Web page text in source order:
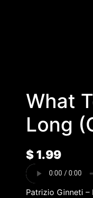
What
Long
$1.99
Patrizio Ginneti –